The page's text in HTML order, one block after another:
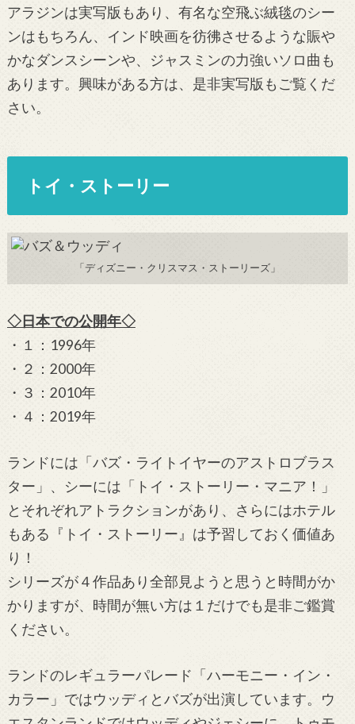
アラジンは実写版もあり、有名な空飛ぶ絨毯のシー
ンはもちろん、インド映画を彷彿させるような賑や
かなダンスシーンや、ジャスミンの力強いソロ曲も
あります。興味がある方は、是非実写版もご覧くだ
さい。
トイ・ストーリー
「ディズニー・クリスマス・ストーリーズ」
◇日本での公開年◇
・１：1996年
・２：2000年
・３：2010年
・４：2019年
ランドには「バズ・ライトイヤーのアストロブラス
ター」、シーには「トイ・ストーリー・マニア！」
とそれぞれアトラクションがあり、さらにはホテル
もある『トイ・ストーリー』は予習しておく価値あ
り！
シリーズが４作品あり全部見ようと思うと時間がか
かりますが、時間が無い方は１だけでも是非ご鑑賞
ください。
ランドのレギュラーパレード「ハーモニー・イン・
カラー」ではウッディとバズが出演しています。ウ